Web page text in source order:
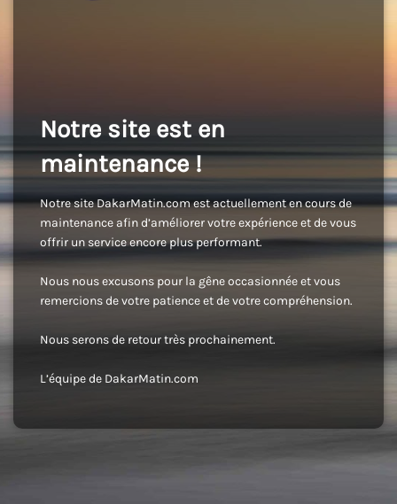
Notre site est en
maintenance !
Notre site DakarMatin.com est actuellement en cours de
maintenance afin d’améliorer votre expérience et de vous
offrir un service encore plus performant.
Nous nous excusons pour la gêne occasionnée et vous
remercions de votre patience et de votre compréhension.
Nous serons de retour très prochainement.
L’équipe de DakarMatin.com